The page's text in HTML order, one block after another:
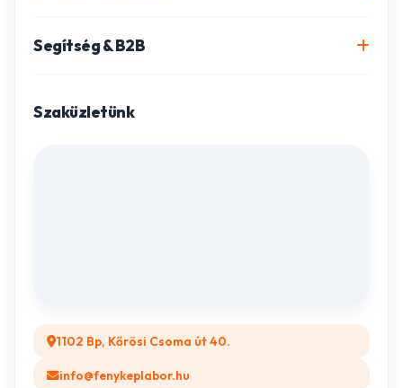
Igazolványkép készítés
Gravírozott ajándékok
Segítség & B2B
Szaküzletünk
1102 Bp, Kőrösi Csoma út 40.
info@fenykeplabor.hu